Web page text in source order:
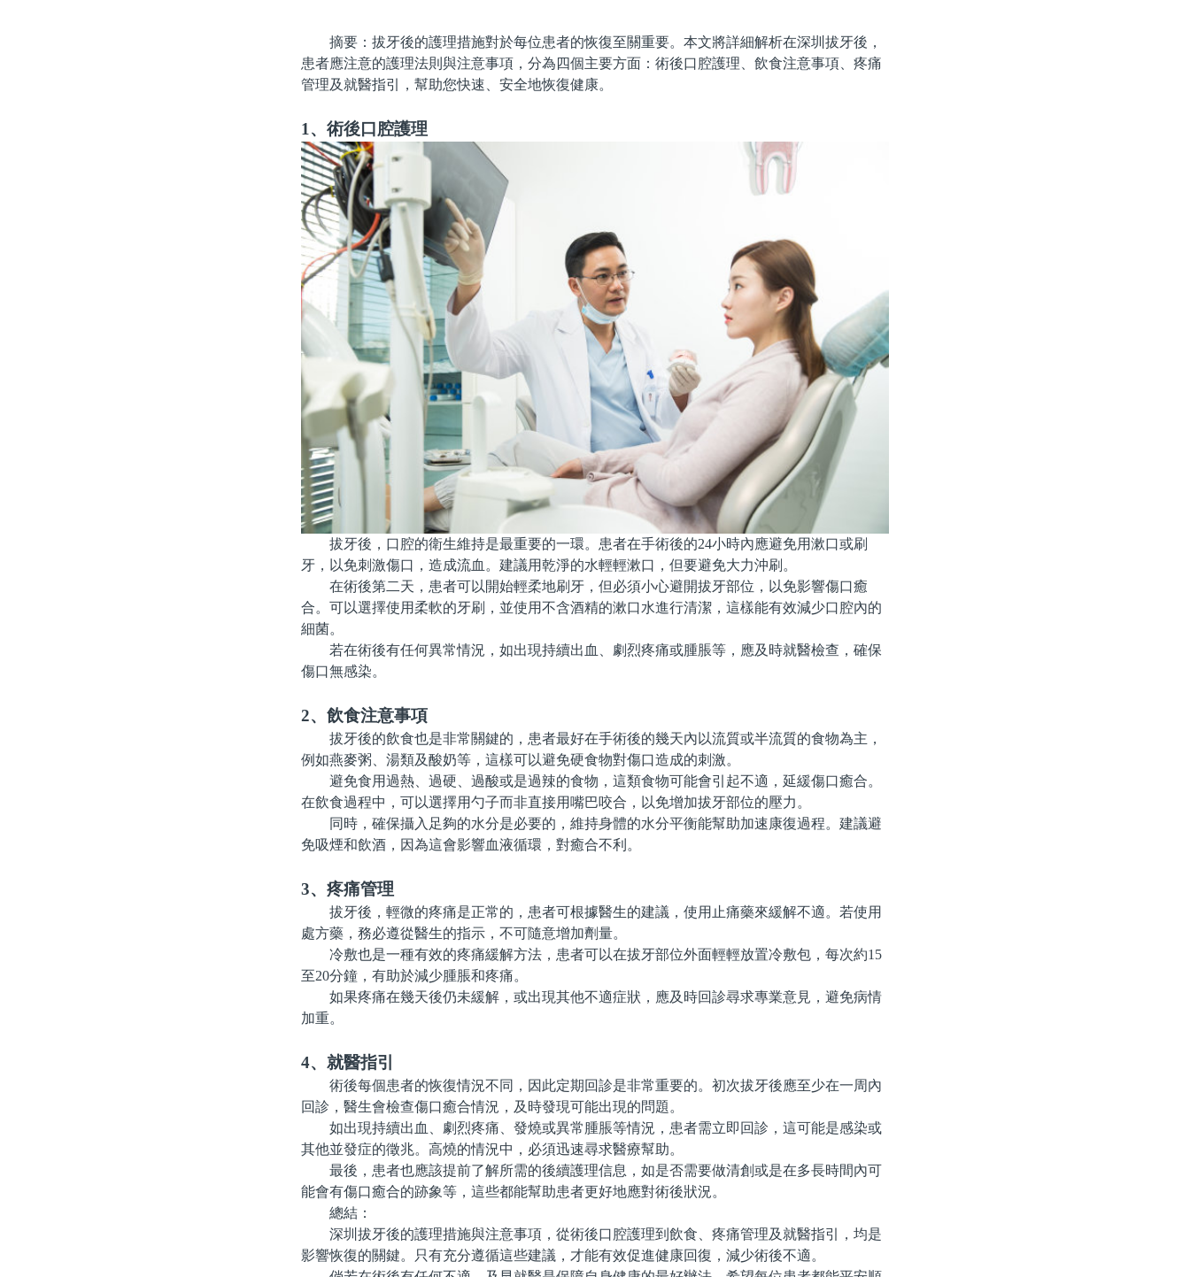
摘要：拔牙後的護理措施對於每位患者的恢復至關重要。本文將詳細解析在深圳拔牙後，
患者應注意的護理法則與注意事項，分為四個主要方面：術後口腔護理、飲食注意事項、疼痛
管理及就醫指引，幫助您快速、安全地恢復健康。
1、術後口腔護理
拔牙後，口腔的衛生維持是最重要的一環。患者在手術後的24小時內應避免用漱口或刷
牙，以免刺激傷口，造成流血。建議用乾淨的水輕輕漱口，但要避免大力沖刷。
在術後第二天，患者可以開始輕柔地刷牙，但必須小心避開拔牙部位，以免影響傷口癒
合。可以選擇使用柔軟的牙刷，並使用不含酒精的漱口水進行清潔，這樣能有效減少口腔內的
細菌。
若在術後有任何異常情況，如出現持續出血、劇烈疼痛或腫脹等，應及時就醫檢查，確保
傷口無感染。
2、飲食注意事項
拔牙後的飲食也是非常關鍵的，患者最好在手術後的幾天內以流質或半流質的食物為主，
例如燕麥粥、湯類及酸奶等，這樣可以避免硬食物對傷口造成的刺激。
避免食用過熱、過硬、過酸或是過辣的食物，這類食物可能會引起不適，延緩傷口癒合。
在飲食過程中，可以選擇用勺子而非直接用嘴巴咬合，以免增加拔牙部位的壓力。
同時，確保攝入足夠的水分是必要的，維持身體的水分平衡能幫助加速康復過程。建議避
免吸煙和飲酒，因為這會影響血液循環，對癒合不利。
3、疼痛管理
拔牙後，輕微的疼痛是正常的，患者可根據醫生的建議，使用止痛藥來緩解不適。若使用
處方藥，務必遵從醫生的指示，不可隨意增加劑量。
冷敷也是一種有效的疼痛緩解方法，患者可以在拔牙部位外面輕輕放置冷敷包，每次約15
至20分鐘，有助於減少腫脹和疼痛。
如果疼痛在幾天後仍未緩解，或出現其他不適症狀，應及時回診尋求專業意見，避免病情
加重。
4、就醫指引
術後每個患者的恢復情況不同，因此定期回診是非常重要的。初次拔牙後應至少在一周內
回診，醫生會檢查傷口癒合情況，及時發現可能出現的問題。
如出現持續出血、劇烈疼痛、發燒或異常腫脹等情況，患者需立即回診，這可能是感染或
其他並發症的徵兆。高燒的情況中，必須迅速尋求醫療幫助。
最後，患者也應該提前了解所需的後續護理信息，如是否需要做清創或是在多長時間內可
能會有傷口癒合的跡象等，這些都能幫助患者更好地應對術後狀況。
總結：
深圳拔牙後的護理措施與注意事項，從術後口腔護理到飲食、疼痛管理及就醫指引，均是
影響恢復的關鍵。只有充分遵循這些建議，才能有效促進健康回復，減少術後不適。